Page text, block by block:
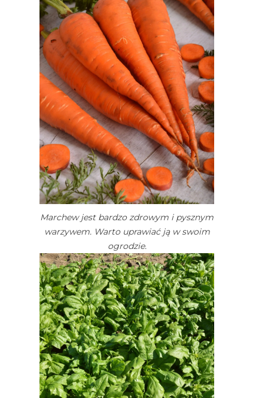
Marchew jest bardzo zdrowym i pysznym
warzywem. Warto uprawiać ją w swoim
ogrodzie.